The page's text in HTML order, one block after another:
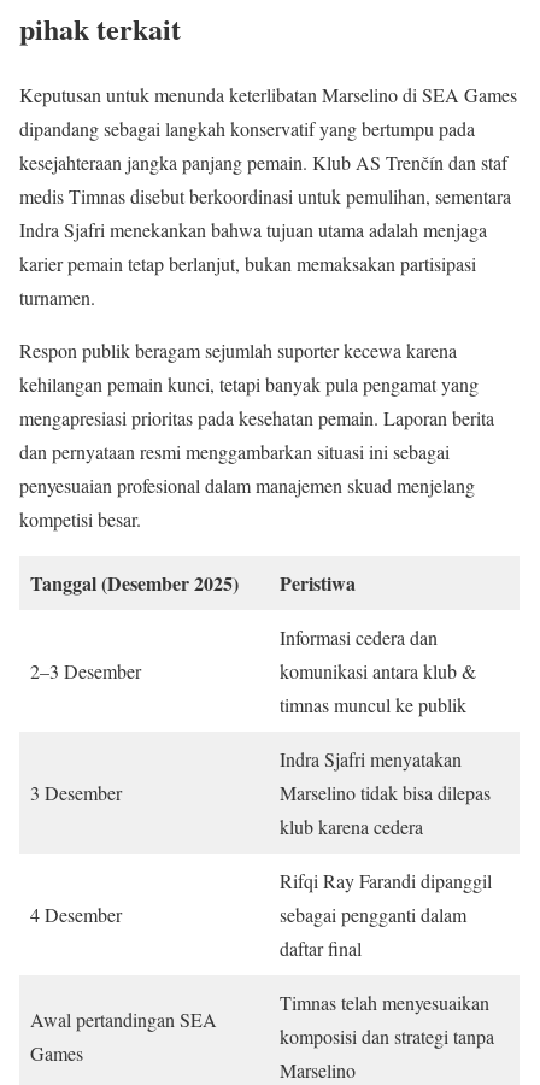
pihak terkait
Keputusan untuk menunda keterlibatan Marselino di SEA Games
dipandang sebagai langkah konservatif yang bertumpu pada
kesejahteraan jangka panjang pemain. Klub AS Trenčín dan staf
medis Timnas disebut berkoordinasi untuk pemulihan, sementara
Indra Sjafri menekankan bahwa tujuan utama adalah menjaga
karier pemain tetap berlanjut, bukan memaksakan partisipasi
turnamen.
Respon publik beragam sejumlah suporter kecewa karena
kehilangan pemain kunci, tetapi banyak pula pengamat yang
mengapresiasi prioritas pada kesehatan pemain. Laporan berita
dan pernyataan resmi menggambarkan situasi ini sebagai
penyesuaian profesional dalam manajemen skuad menjelang
kompetisi besar.
Tanggal (Desember 2025) Peristiwa
2–3 Desember
Informasi cedera dan
komunikasi antara klub &
timnas muncul ke publik
3 Desember
Indra Sjafri menyatakan
Marselino tidak bisa dilepas
klub karena cedera
4 Desember
Rifqi Ray Farandi dipanggil
sebagai pengganti dalam
daftar final
Awal pertandingan SEA
Games
Timnas telah menyesuaikan
komposisi dan strategi tanpa
Marselino